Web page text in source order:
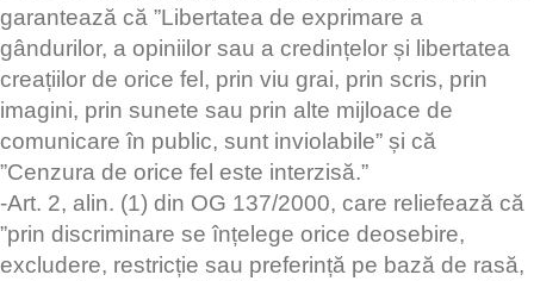
garantează că ”Libertatea de exprimare a
gândurilor, a opiniilor sau a credințelor și libertatea
creațiilor de orice fel, prin viu grai, prin scris, prin
imagini, prin sunete sau prin alte mijloace de
comunicare în public, sunt inviolabile” și că
”Cenzura de orice fel este interzisă.”
-Art. 2, alin. (1) din OG 137/2000, care reliefează că
”prin discriminare se înțelege orice deosebire,
excludere, restricție sau preferință pe bază de rasă,